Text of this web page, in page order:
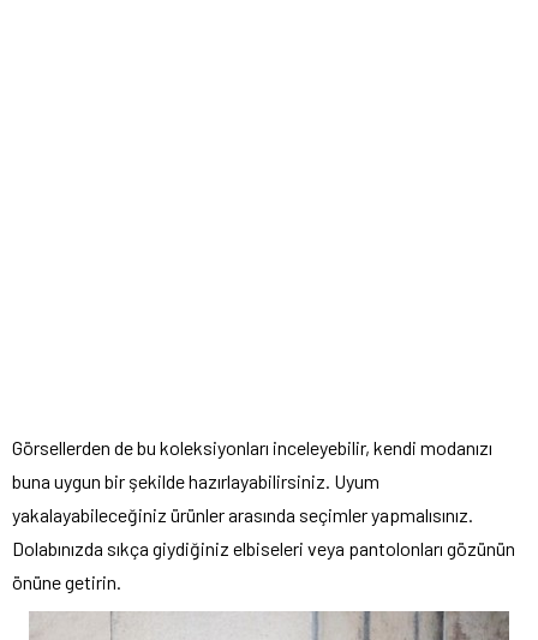
Görsellerden de bu koleksiyonları inceleyebilir, kendi modanızı
buna uygun bir şekilde hazırlayabilirsiniz. Uyum
yakalayabileceğiniz ürünler arasında seçimler yapmalısınız.
Dolabınızda sıkça giydiğiniz elbiseleri veya pantolonları gözünün
önüne getirin.